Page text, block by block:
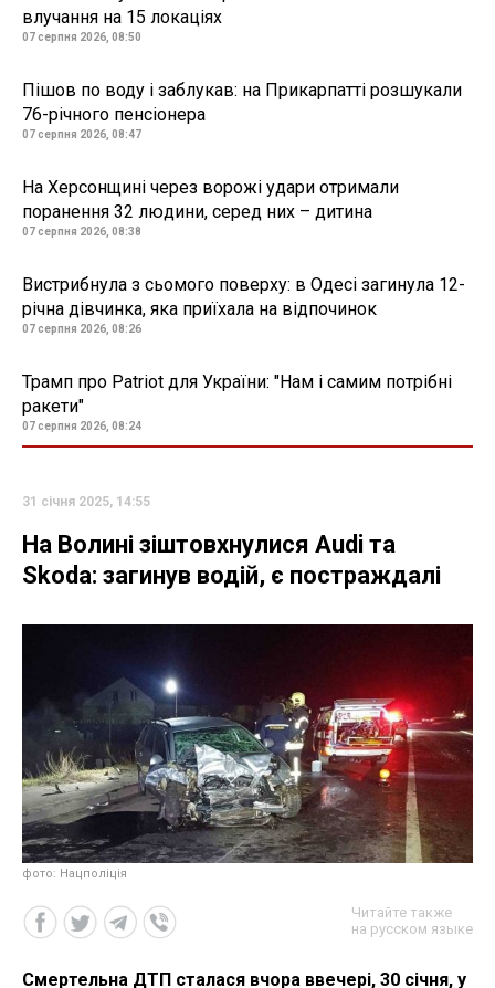
влучання на 15 локаціях
07 серпня 2026, 08:50
Пішов по воду і заблукав: на Прикарпатті розшукали
76-річного пенсіонера
07 серпня 2026, 08:47
На Херсонщині через ворожі удари отримали
поранення 32 людини, серед них – дитина
07 серпня 2026, 08:38
Вистрибнула з сьомого поверху: в Одесі загинула 12-
річна дівчинка, яка приїхала на відпочинок
07 серпня 2026, 08:26
Трамп про Patriot для України: "Нам і самим потрібні
ракети"
07 серпня 2026, 08:24
31 січня 2025, 14:55
На Волині зіштовхнулися Audi та
Skoda: загинув водій, є постраждалі
фото: Нацполіція
Читайте также
на русском языке
Смертельна ДТП сталася вчора ввечері, 30 січня, у